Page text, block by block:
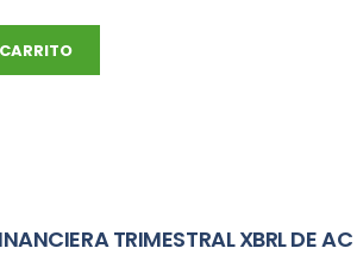
TRIMESTRAL XBRL DE AC